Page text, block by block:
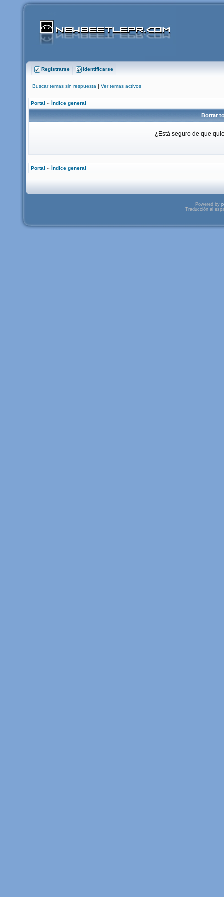
Registrarse Identificarse
Buscar temas sin respuesta | Ver temas activos
Portal » Índice general
Borrar
¿Está seguro de que
Portal » Índice general
Powered by
Traducción al